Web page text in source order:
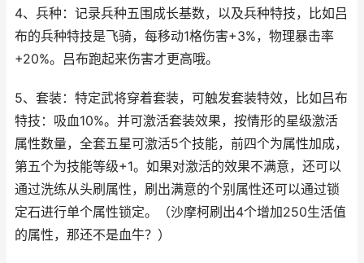
4、兵种：记录兵种五围成长基数，以及兵种特技，比如吕
布的兵种特技是飞骑，每移动1格伤害+3%，物理暴击率
+20%。吕布跑起来伤害才更高哦。
5、套装：特定武将穿着套装，可触发套装特效，比如吕布
特技：吸血10%。并可激活套装效果，按情形的星级激活
属性数量，全套五星可激活5个技能，前四个为属性加成，
第五个为技能等级+1。如果对激活的效果不满意，还可以
通过洗练从头刷属性，刷出满意的个别属性还可以通过锁
定石进行单个属性锁定。（沙摩柯刷出4个增加250生活值
的属性，那还不是血牛？）